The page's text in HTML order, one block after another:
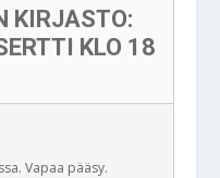
KIRJASTO:
KLO 18
Vapaa pääsy.